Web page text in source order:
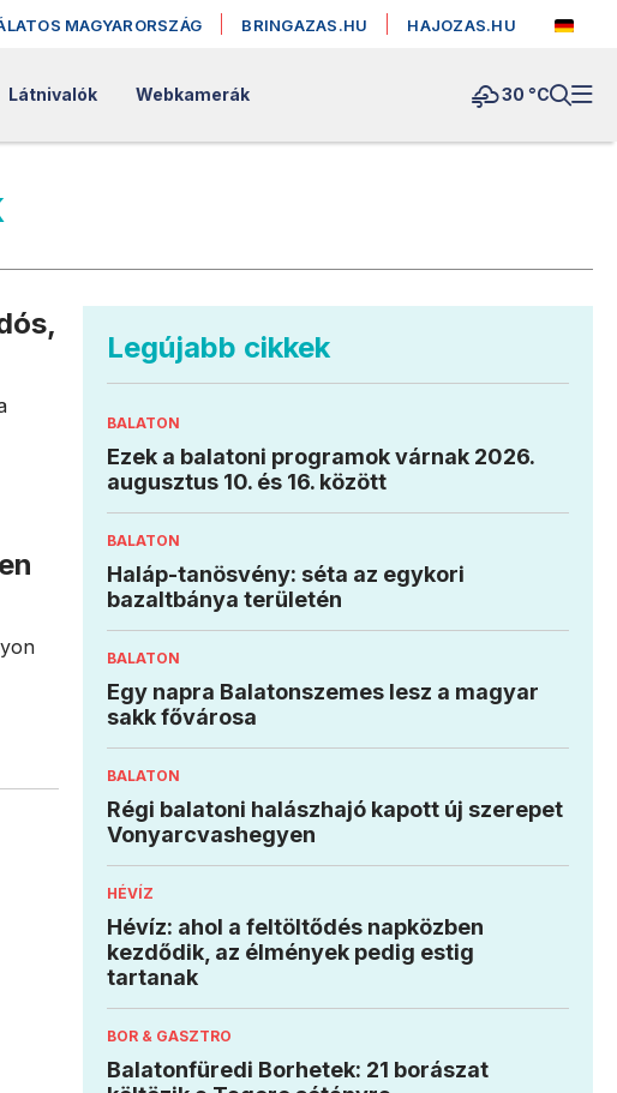
MAGYARORSZÁG BRINGAZAS.HU HAJOZAS.HU
Látnivalók Webkamerák 30 °C
Legújabb cikkek
BALATON
Ezek a balatoni programok várnak 2026.
augusztus 10. és 16. között
BALATON
Haláp-tanösvény: séta az egykori
bazaltbánya területén
BALATON
Egy napra Balatonszemes lesz a magyar
sakk fővárosa
BALATON
Régi balatoni halászhajó kapott új szerepet
Vonyarcvashegyen
HÉVÍZ
Hévíz: ahol a feltöltődés napközben
kezdődik, az élmények pedig estig
tartanak
BOR & GASZTRO
Balatonfüredi Borhetek: 21 borászat